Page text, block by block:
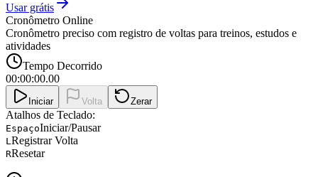
Usar grátis
Cronômetro Online
Cronômetro preciso com registro de voltas para treinos, estudos e
atividades
Tempo Decorrido
00:00:00.00
Iniciar Volta Zerar
Atalhos de Teclado:
EspaçoIniciar/Pausar
L Registrar Volta
RResetar